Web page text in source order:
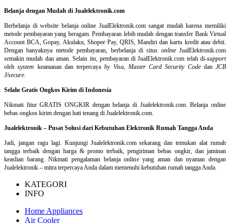
Belanja dengan Mudah di Jualelektronik.com
Berbelanja diwebsite belanja online JualElektronik.com sangat mudah karena memiliki
metode pembayaran yang beragam. Pembayaran lebih mudah dengan transfer Bank Virtual
Account BCA, Gopay, Akulaku, Shopee Pay, QRIS, Mandiri dan kartu kredit atau debit.
Dengan banyaknya metode pembayaran, berbelanja di situs onlineJualElektronik.com
semakin mudah dan aman. Selain itu, pembayaran di JualElektronik.com telah di-support
olehsystem keamanan dan terpercayaby Visa, Master Card Security Codedan JCB
J/secure
Selalu Gratis Ongkos Kirim di Indonesia
Nikmati fitur GRATIS ONGKIR dengan belanja di Jualelektronik.com. Belanja online
bebas ongkos kirim dengan hati tenang di Jualelektronik.com.
Jualelektronik – Pusat Solusi dari Kebutuhan Elektronik Rumah Tangga Anda
Jadi, jangan ragu lagi. Kunjungi Jualelektronik.com sekarang dan temukan alat rumah
tangga terbaik dengan harga & promo terbaik, pengiriman bebas ongkir, dan jaminan
keaslian barang. Nikmati pengalaman belanja online yang aman dan nyaman dengan
Jualelektronik – mitra terpercaya Anda dalam memenuhi kebutuhan rumah tangga Anda.
KATEGORI
INFO
Home Appliances
Air Cooler